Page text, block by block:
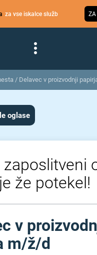
za vse iskalce služb ZA
/ Delavec v proizvodnji
oglase
zaposlitveni
je že potekel!
v
m⁠/⁠ž⁠/⁠d